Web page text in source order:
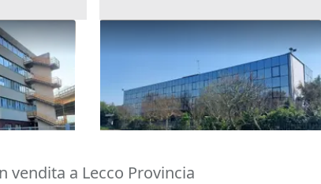
terra
area
#25736 Edificio direzionale con
uffici, mensa e cortile
Cornate d'Adda
(Monza e della Brianza)
1.700.000 €
vendita a Lecco Provincia